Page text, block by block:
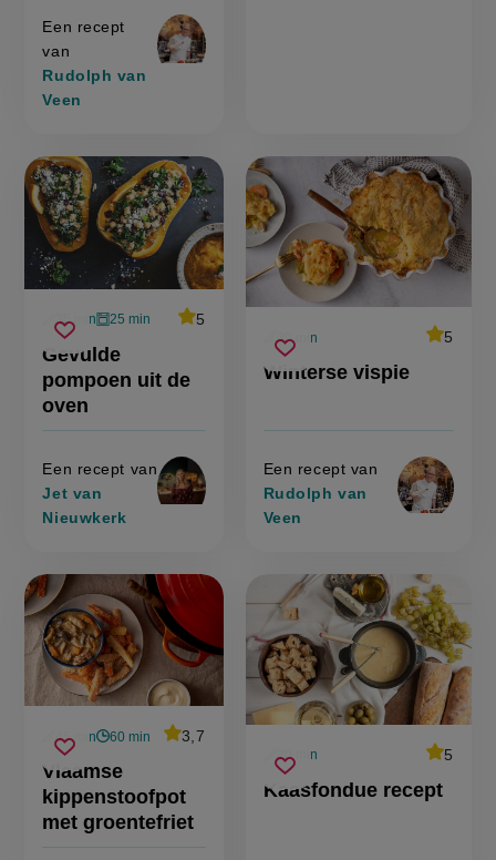
Een recept
van
Rudolph van
Veen
Gevulde
pompoen uit de
oven
voorbereidingstijd
35 min
oventijd
25 min
average
5
Beoordeel
Een recept van
Jet van
Nieuwkerk
Sla
recept
op
gevulde
pompoen
uit
de
oven
Winterse vispie
voorbereidingstijd
30 min
average
5
Een recept van
Rudolph van
Veen
Sla
recept
winterse
vispie
Vlaamse
kippenstoofpot
met groentefriet
voorbereidingstijd
45 min
wachttijd
60 min
average
3,7
Beoordeel
kippenstoofpot
met
groentefriet'
Sla
recept
op
vlaamse
kippenstoofpot
met
groentefriet
Kaasfondue recept
voorbereidingstijd
20 min
average
5
Sla
recept
kaasfondue
recept